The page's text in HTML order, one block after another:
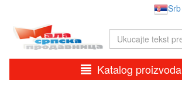
Srb
Katalog proizvoda